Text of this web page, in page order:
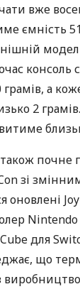
вже
ємність
консоль
а
2
почне
зі
оновлені
Nintendo
для
що